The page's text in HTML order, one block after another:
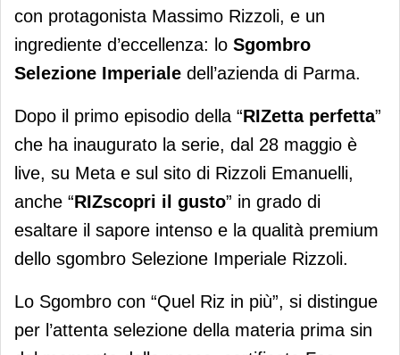
con protagonista Massimo Rizzoli, e un
ingrediente d’eccellenza: lo Sgombro
Selezione Imperiale dell’azienda di Parma.
Dopo il primo episodio della “RIZetta perfetta”
che ha inaugurato la serie, dal 28 maggio è
live, su Meta e sul sito di Rizzoli Emanuelli,
anche “RIZscopri il gusto” in grado di
esaltare il sapore intenso e la qualità premium
dello sgombro Selezione Imperiale Rizzoli.
Lo Sgombro con “Quel Riz in più”, si distingue
per l’attenta selezione della materia prima sin